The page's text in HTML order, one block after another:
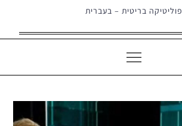
פוליטיקה בריטית – בעברית